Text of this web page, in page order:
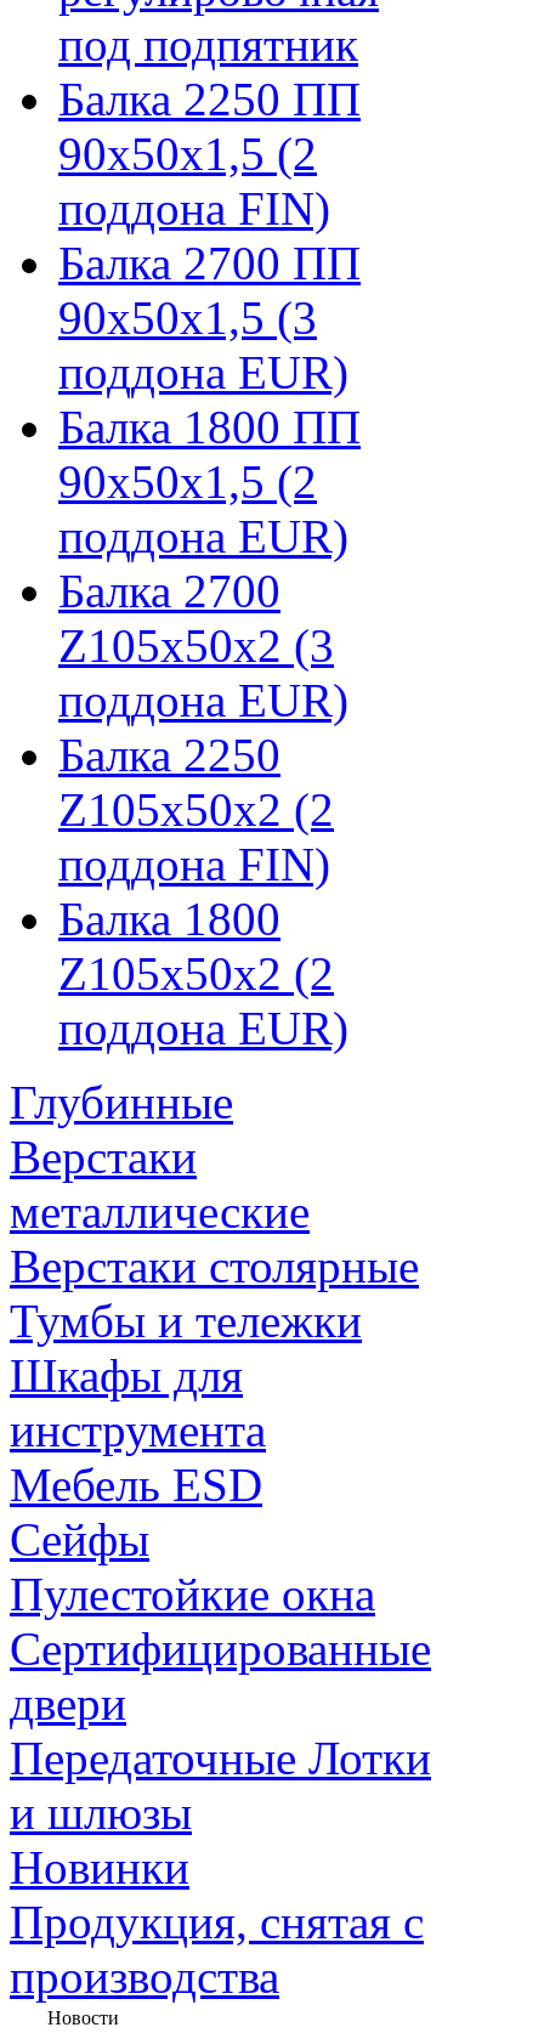
под подпятник
Балка 2250 ПП
90х50х1,5 (2
поддона FIN)
Балка 2700 ПП
90х50х1,5 (3
поддона EUR)
Балка 1800 ПП
90х50х1,5 (2
поддона EUR)
Балка 2700
Z105х50х2 (3
поддона EUR)
Балка 2250
Z105х50х2 (2
поддона FIN)
Балка 1800
Z105х50х2 (2
поддона EUR)
Глубинные
Верстаки
металлические
Верстаки столярные
Тумбы и тележки
Шкафы для
инструмента
Мебель ESD
Сейфы
Пулестойкие окна
Сертифицированные
двери
Передаточные Лотки
и шлюзы
Новинки
Продукция, снятая с
производства
Новости